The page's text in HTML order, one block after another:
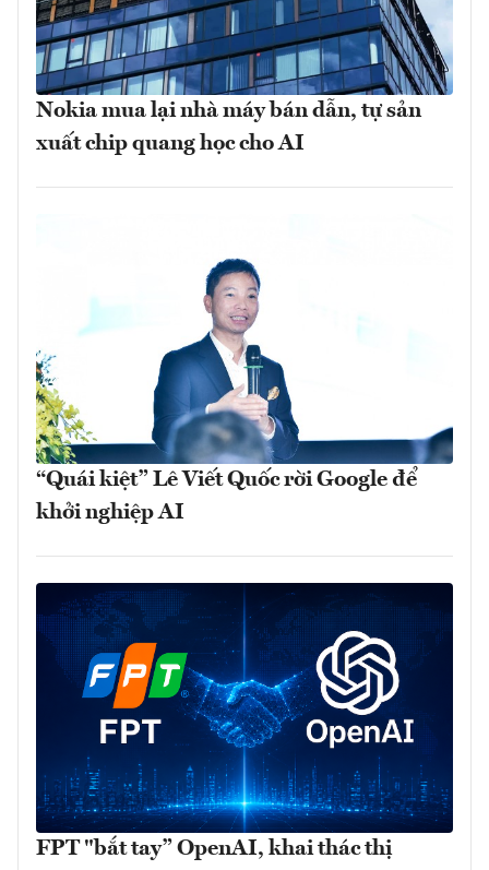
Nokia mua lại nhà máy bán dẫn, tự sản
xuất chip quang học cho AI
“Quái kiệt” Lê Viết Quốc rời Google để
khởi nghiệp AI
FPT "bắt tay” OpenAI, khai thác thị